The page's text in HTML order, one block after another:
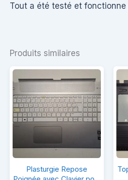
Tout a été testé et
Produits similaires
Plasturgie
Plasturgie Repose